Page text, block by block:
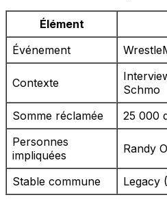
Élément
Événement
Contexte
Schmo
Somme réclamée
25 000
Personnes
impliquées
Randy
Stable commune Legacy